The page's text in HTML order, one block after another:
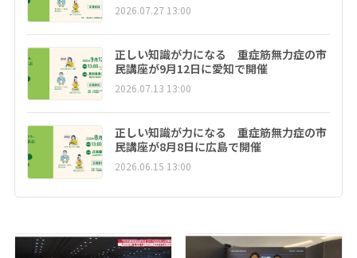
2026.07.27 13:00
正しい知識が力になる 重症筋無力症の市
民講座が9月12日に愛知で開催
2026.07.13 13:00
正しい知識が力になる 重症筋無力症の市
民講座が8月8日に広島で開催
2026.06.15 13:00